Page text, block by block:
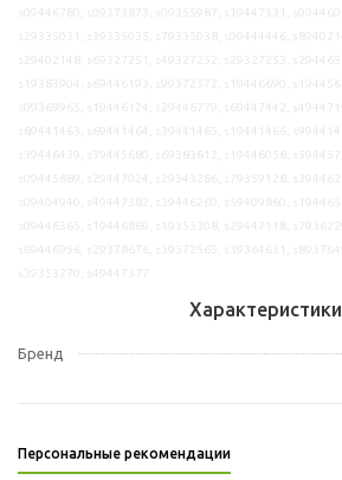
Характеристики
Бренд
Персональные рекомендации